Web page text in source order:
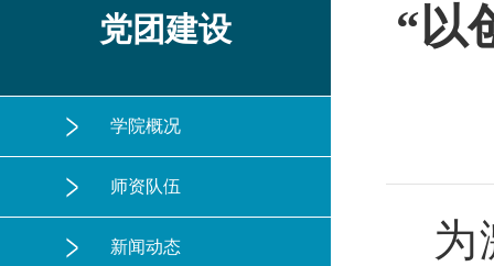
党团建设
学院概况
师资队伍
新闻动态
“以
为